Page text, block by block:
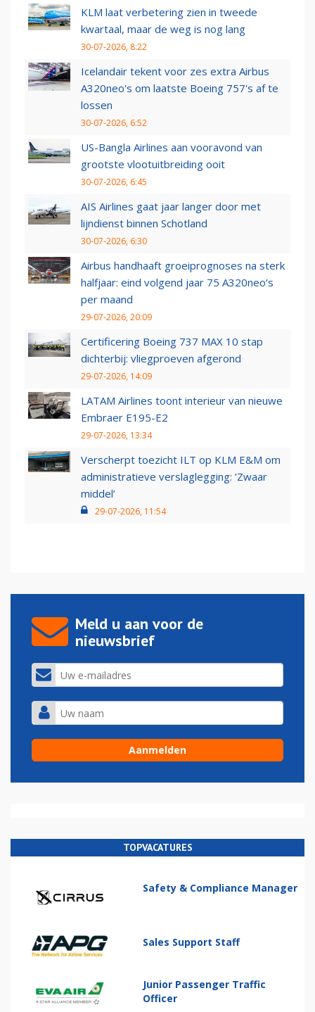
KLM laat verbetering zien in tweede
kwartaal, maar de weg is nog lang
30-07-2026, 8:22
Icelandair tekent voor zes extra Airbus
A320neo's om laatste Boeing 757's af te
lossen
30-07-2026, 6:52
US-Bangla Airlines aan vooravond van
grootste vlootuitbreiding ooit
30-07-2026, 6:45
AIS Airlines gaat jaar langer door met
lijndienst binnen Schotland
30-07-2026, 6:30
Airbus handhaaft groeiprognoses na sterk
halfjaar: eind volgend jaar 75 A320neo’s
per maand
29-07-2026, 20:09
Certificering Boeing 737 MAX 10 stap
dichterbij: vliegproeven afgerond
29-07-2026, 14:09
LATAM Airlines toont interieur van nieuwe
Embraer E195-E2
29-07-2026, 13:34
Verscherpt toezicht ILT op KLM E&M om
administratieve verslaglegging: ‘Zwaar
middel’
29-07-2026, 11:54
Meld u aan voor de
nieuwsbrief
TOPVACATURES
Safety & Compliance Manager
Sales Support Staff
Junior Passenger Traffic
Officer